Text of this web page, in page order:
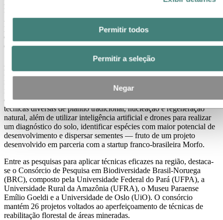
Permitir todos
Permitir a seleção
Negar
mundo, e Albras, joint-venture entre a Hydro e a NAAC - Nippon
Amazon Aluminium Co., Ltd e maior produtora de alumínio
primário do Brasil, a cobertura vegetal representava 1.174 hectares à
época da aquisição. Desde então, o aumento da área verde se deu
especialmente por ações de proteção e conservação.
A Mineração Paragominas tem como meta permanente reabilitar um
hectare a cada hectare já minerado, descontadas as áreas de
introduzidas 34.193 mudas de espécies nativas da Amazônia,
divididas em 132 espécies de 33 famílias. Isso é feito por meio de
técnicas diversas de plantio tradicional, nucleação e regeneração
natural, além de utilizar inteligência artificial e drones para realizar
um diagnóstico do solo, identificar espécies com maior potencial de
desenvolvimento e dispersar sementes — fruto de um projeto
desenvolvido em parceria com a startup franco-brasileira Morfo.
Entre as pesquisas para aplicar técnicas eficazes na região, destaca-
se o Consórcio de Pesquisa em Biodiversidade Brasil-Noruega
(BRC), composto pela Universidade Federal do Pará (UFPA), a
Universidade Rural da Amazônia (UFRA), o Museu Paraense
Emílio Goeldi e a Universidade de Oslo (UiO). O consórcio
mantém 26 projetos voltados ao aperfeiçoamento de técnicas de
reabilitação florestal de áreas mineradas.